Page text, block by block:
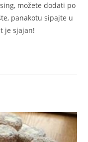
možete dodati po
panakotu sipajte u
je sjajan!